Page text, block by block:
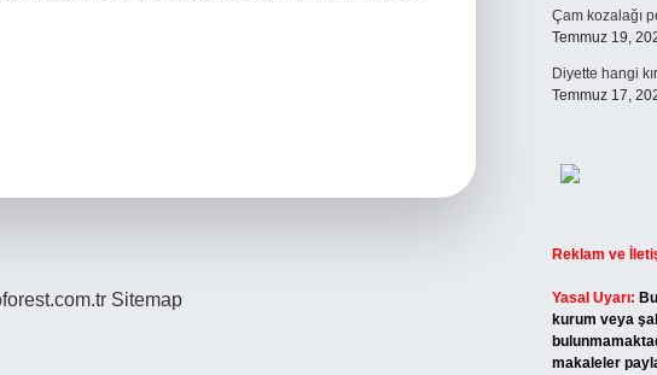
Sitemap
Çam kozalağı
Temmuz 19,
Diyette hangi
Temmuz 17,
Reklam ve
Yasal Uyarı:
kurum veya
makaleler